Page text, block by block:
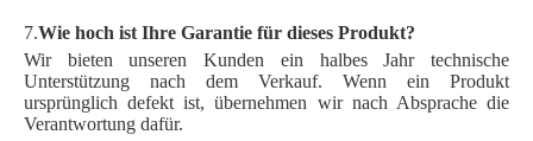
7.Wie hoch ist Ihre Garantie für dieses Produkt?
Wir bieten unseren Kunden ein halbes Jahr technische
Unterstützung nach dem Verkauf. Wenn ein Produkt
ursprünglich defekt ist, übernehmen wir nach Absprache die
Verantwortung dafür.